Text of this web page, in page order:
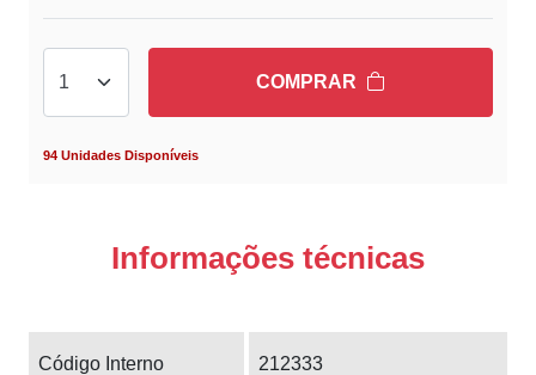
COMPRAR
94 Unidades Disponíveis
Informações técnicas
Código Interno 212333